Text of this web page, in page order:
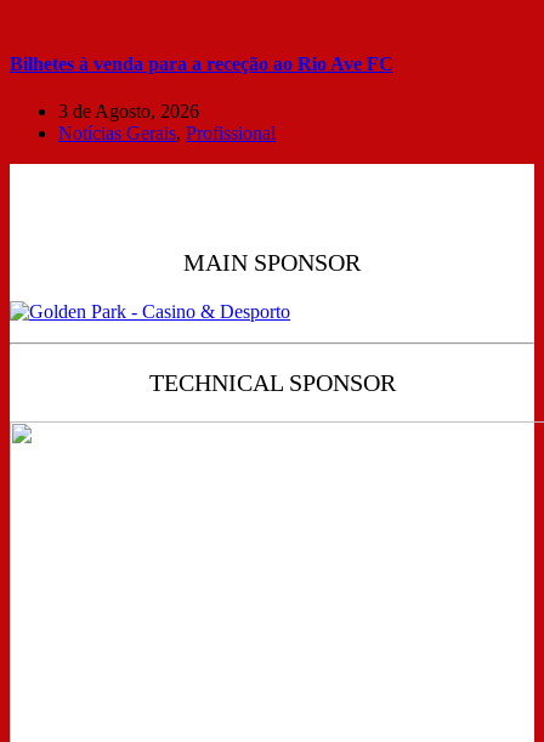
Bilhetes à venda para a receção ao Rio Ave FC
3 de Agosto, 2026
Notícias Gerais, Profissional
MAIN SPONSOR
TECHNICAL SPONSOR